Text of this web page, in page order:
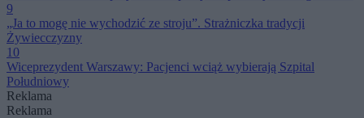
9
„Ja to mogę nie wychodzić ze stroju”. Strażniczka tradycji
Żywiecczyzny
10
Wiceprezydent Warszawy: Pacjenci wciąż wybierają Szpital
Południowy
Reklama
Reklama